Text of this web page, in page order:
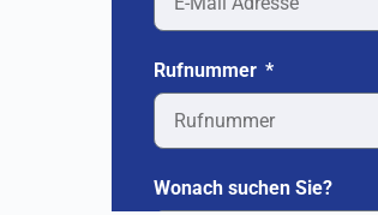
Rufnummer
Wonach suchen Sie?